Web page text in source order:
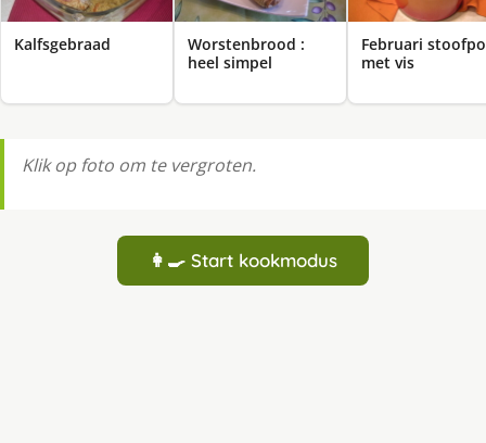
Kalfsgebraad
Worstenbrood :
heel simpel
Februari
met vis
Klik op foto om te vergroten.
👩‍🍳 Start kookmodus